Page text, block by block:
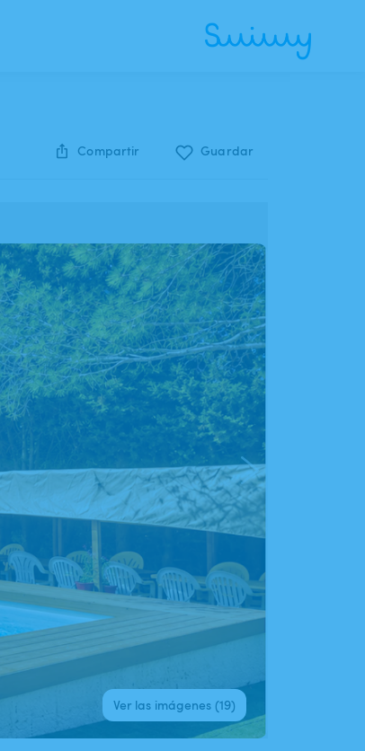
Compartir Guardar
Ver las imágenes (19)